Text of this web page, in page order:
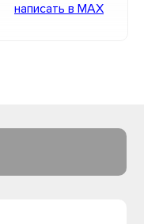
написать в MAX